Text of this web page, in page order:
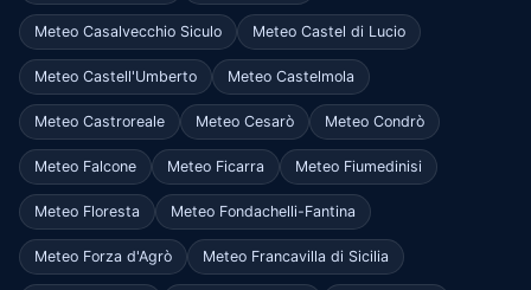
Meteo Casalvecchio Siculo Meteo Castel di Lucio
Meteo Castell'Umberto Meteo Castelmola
Meteo Castroreale Meteo Cesarò Meteo Condrò
Meteo Falcone Meteo Ficarra Meteo Fiumedinisi
Meteo Floresta Meteo Fondachelli-Fantina
Meteo Forza d'Agrò Meteo Francavilla di Sicilia